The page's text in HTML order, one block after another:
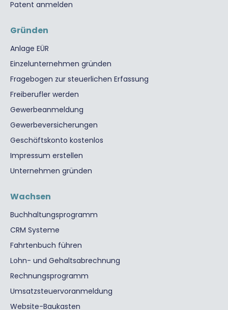
Patent anmelden
Gründen
Anlage EÜR
Einzelunternehmen gründen
Fragebogen zur steuerlichen Erfassung
Freiberufler werden
Gewerbeanmeldung
Gewerbeversicherungen
Geschäftskonto kostenlos
Impressum erstellen
Unternehmen gründen
Wachsen
Buchhaltungsprogramm
CRM Systeme
Fahrtenbuch führen
Lohn- und Gehaltsabrechnung
Rechnungsprogramm
Umsatzsteuervoranmeldung
Website-Baukasten